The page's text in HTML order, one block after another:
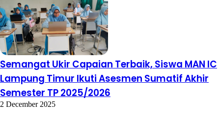
Semangat Ukir Capaian Terbaik, Siswa MAN IC
Lampung Timur Ikuti Asesmen Sumatif Akhir
Semester TP 2025/2026
2 December 2025